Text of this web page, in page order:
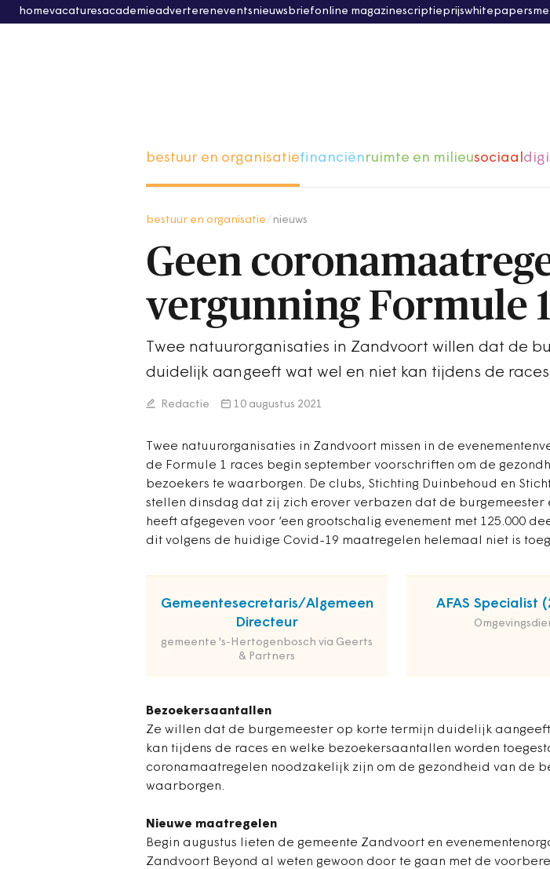
homevacaturesacademieadvertereneventsnieuwsbriefonline magazinescriptieprijswhitepapers
bestuur en organisatiefinanciënruimte en milieusociaal
bestuur en organisatie nieuws
Geen
vergunning Formule 1
Twee natuurorganisaties in Zandvoort willen dat de
duidelijk aangeeft wat wel en niet kan tijdens de
Redactie 10 augustus 2021
Twee natuurorganisaties in Zandvoort missen in de
de Formule 1 races begin september voorschriften om de
bezoekers te waarborgen. De clubs, Stichting Duinbehoud en
stellen dinsdag dat zij zich erover verbazen dat de burgemeester
heeft afgegeven voor ‘een grootschalig evenement met 125.000
dit volgens de huidige Covid-19 maatregelen helemaal niet is
Gemeentesecretaris/Algemeen
Directeur
gemeente 's-Hertogenbosch via Geerts
& Partners
AFAS Specialist
Bezoekersaantallen
Ze willen dat de burgemeester op korte termijn duidelijk
kan tijdens de races en welke bezoekersaantallen worden
coronamaatregelen noodzakelijk zijn om de gezondheid van de
waarborgen.
Nieuwe maatregelen
Begin augustus lieten de gemeente Zandvoort en
Zandvoort Beyond al weten gewoon door te gaan met de